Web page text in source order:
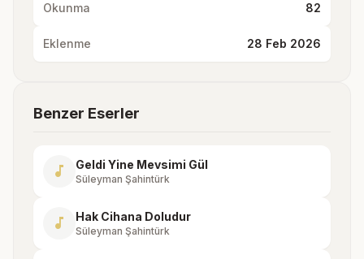
Okunma 82
Eklenme 28 Feb 2026
Benzer Eserler
music_note Geldi Yine Mevsimi Gül
Süleyman Şahintürk
music_note Hak Cihana Doludur
Süleyman Şahintürk